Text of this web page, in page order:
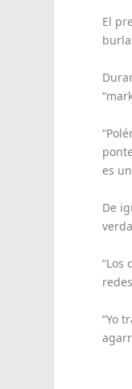
El
es
De
“Los
“Yo